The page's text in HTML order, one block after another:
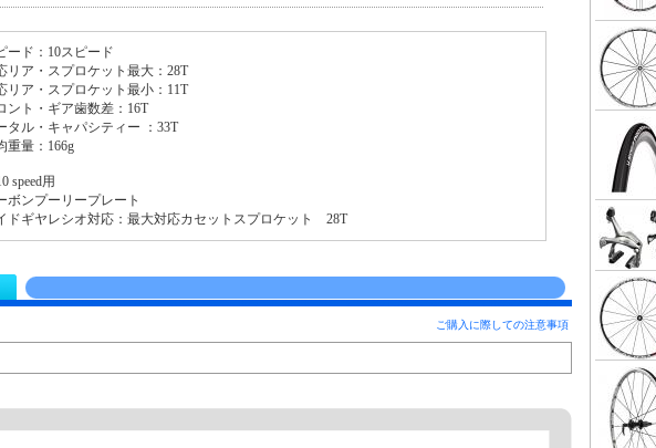
ード：10スピード
リア・スプロケット最大：28T
リア・スプロケット最小：11T
ント・ギア歯数差：16T
タル・キャパシティー ：33T
重量：166g
speed用
ボンプーリープレート
ドギヤレシオ対応：最大対応カセットスプロケット 28T
ご購入に際しての注意事項